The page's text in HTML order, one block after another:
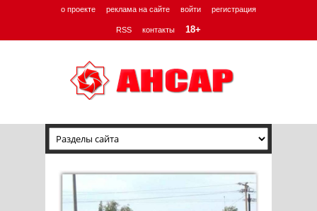
о проекте реклама на сайте войти регистрация
RSS контакты 18+